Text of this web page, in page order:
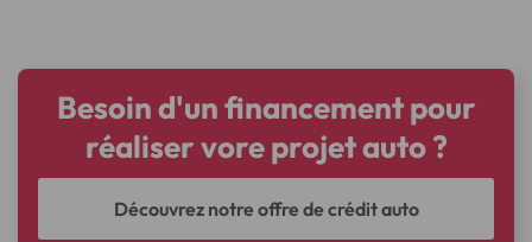
Besoin d'un financement pour
réaliser vore projet auto ?
Découvrez notre offre de crédit auto